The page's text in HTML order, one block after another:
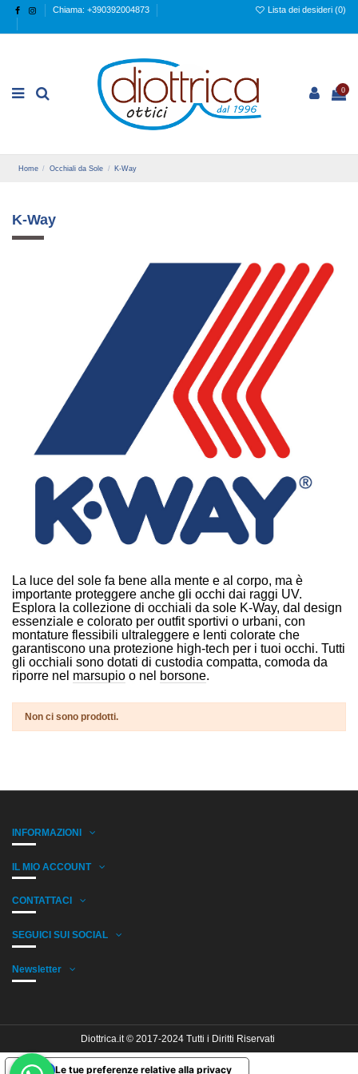
Chiama: +390392004873 Lista dei desideri (0)
0
Home Occhiali da Sole K-Way
K-Way
La luce del sole fa bene alla mente e al corpo, ma è
importante proteggere anche gli occhi dai raggi UV.
Esplora la collezione di occhiali da sole K-Way, dal design
essenziale e colorato per outfit sportivi o urbani, con
montature flessibili ultraleggere e lenti colorate che
garantiscono una protezione high-tech per i tuoi occhi. Tutti
gli occhiali sono dotati di custodia compatta, comoda da
riporre nel marsupio o nel borsone.
Non ci sono prodotti.
INFORMAZIONI
IL MIO ACCOUNT
CONTATTACI
SEGUICI SUI SOCIAL
Newsletter
Diottrica.it © 2017-2024 Tutti i Diritti Riservati
Le tue preferenze relative alla privacy